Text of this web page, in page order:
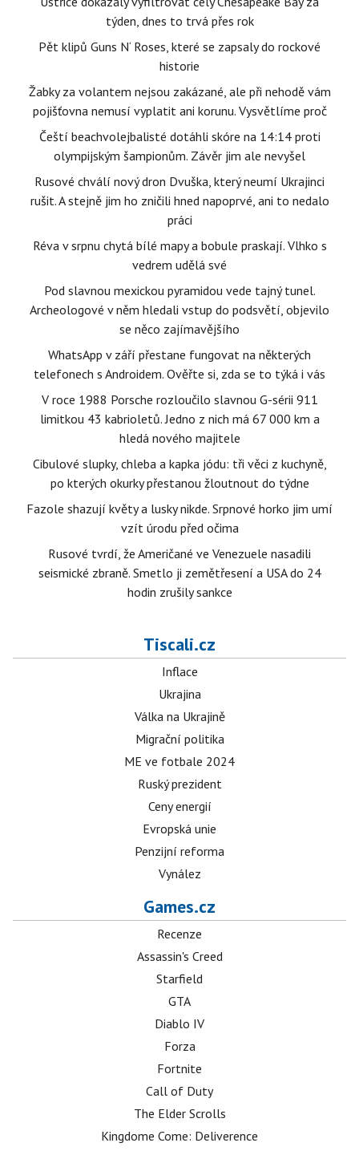
týden, dnes to trvá přes rok
Pět klipů Guns N‘ Roses, které se zapsaly do rockové
historie
Žabky za volantem nejsou zakázané, ale při nehodě vám
pojišťovna nemusí vyplatit ani korunu. Vysvětlíme proč
Čeští beachvolejbalisté dotáhli skóre na 14:14 proti
olympijským šampionům. Závěr jim ale nevyšel
Rusové chválí nový dron Dvuška, který neumí Ukrajinci
rušit. A stejně jim ho zničili hned napoprvé, ani to nedalo
práci
Réva v srpnu chytá bílé mapy a bobule praskají. Vlhko s
vedrem udělá své
Pod slavnou mexickou pyramidou vede tajný tunel.
Archeologové v něm hledali vstup do podsvětí, objevilo
se něco zajímavějšího
WhatsApp v září přestane fungovat na některých
telefonech s Androidem. Ověřte si, zda se to týká i vás
V roce 1988 Porsche rozloučilo slavnou G-sérii 911
limitkou 43 kabrioletů. Jedno z nich má 67 000 km a
hledá nového majitele
Cibulové slupky, chleba a kapka jódu: tři věci z kuchyně,
po kterých okurky přestanou žloutnout do týdne
Fazole shazují květy a lusky nikde. Srpnové horko jim umí
vzít úrodu před očima
Rusové tvrdí, že Američané ve Venezuele nasadili
seismické zbraně. Smetlo ji zemětřesení a USA do 24
hodin zrušily sankce
Tiscali.cz
Inflace
Ukrajina
Válka na Ukrajině
Migrační politika
ME ve fotbale 2024
Ruský prezident
Ceny energií
Evropská unie
Penzijní reforma
Vynález
Games.cz
Recenze
Assassin's Creed
Starfield
GTA
Diablo IV
Forza
Fortnite
Call of Duty
The Elder Scrolls
Kingdome Come: Deliverence